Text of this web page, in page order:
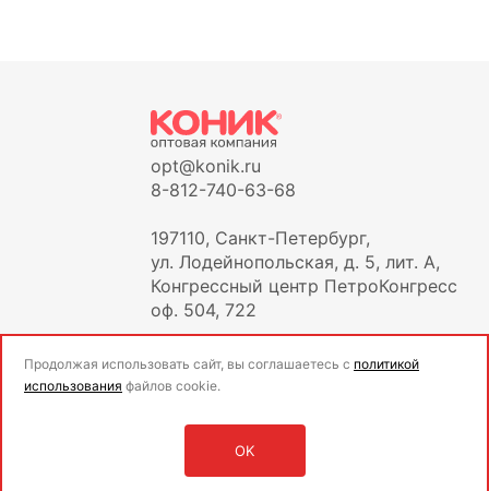
opt@konik.ru
8-812-740-63-68
197110, Санкт-Петербург,
ул. Лодейнопольская, д. 5, лит. А,
Конгрессный центр ПетроКонгресс
оф. 504, 722
Оставить заявку
Продолжая использовать сайт, вы соглашаетесь с политикой
использования файлов cookie.
OK